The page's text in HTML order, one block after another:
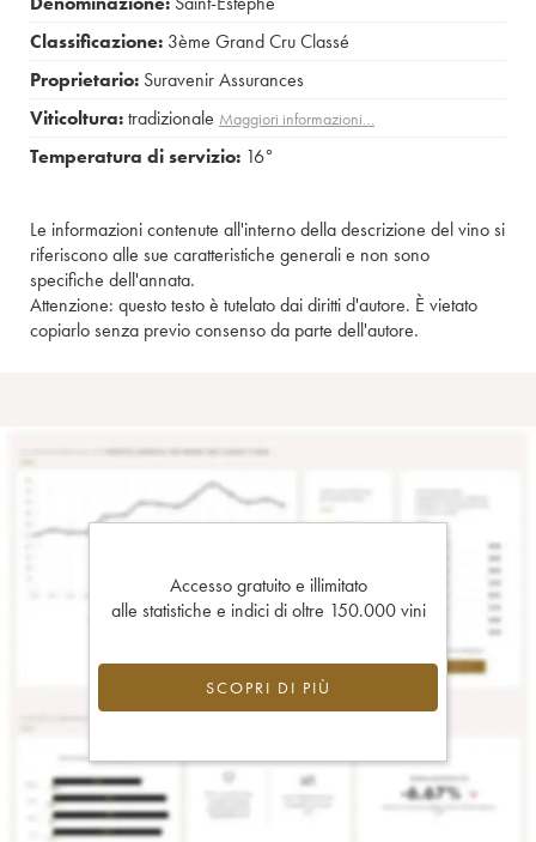
Classificazione: 3ème Grand Cru Classé
Proprietario: Suravenir Assurances
Viticoltura:tradizionale Maggiori informazioni…
Temperatura di servizio: 16°
Le informazioni contenute all'interno della descrizione del vino si
riferiscono alle sue caratteristiche generali e non sono
specifiche dell'annata.
Attenzione: questo testo è tutelato dai diritti d'autore. È vietato
copiarlo senza previo consenso da parte dell'autore.
Accesso gratuito e illimitato
alle statistiche e indici di oltre 150.000 vini
SCOPRI DI PIÙ